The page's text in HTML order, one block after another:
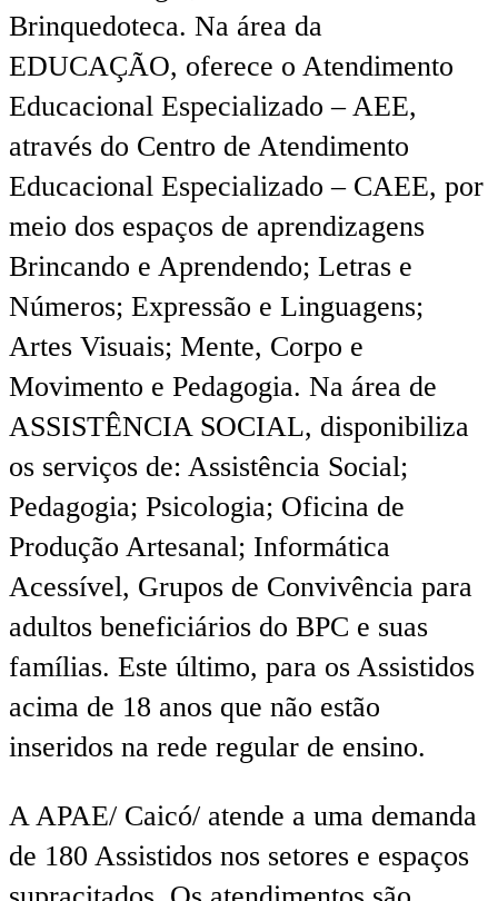
Brinquedoteca. Na área da
EDUCAÇÃO, oferece o Atendimento
Educacional Especializado – AEE,
através do Centro de Atendimento
Educacional Especializado – CAEE, por
meio dos espaços de aprendizagens
Brincando e Aprendendo; Letras e
Números; Expressão e Linguagens;
Artes Visuais; Mente, Corpo e
Movimento e Pedagogia. Na área de
ASSISTÊNCIA SOCIAL, disponibiliza
os serviços de: Assistência Social;
Pedagogia; Psicologia; Oficina de
Produção Artesanal; Informática
Acessível, Grupos de Convivência para
adultos beneficiários do BPC e suas
famílias. Este último, para os Assistidos
acima de 18 anos que não estão
inseridos na rede regular de ensino.
A APAE/ Caicó/ atende a uma demanda
de 180 Assistidos nos setores e espaços